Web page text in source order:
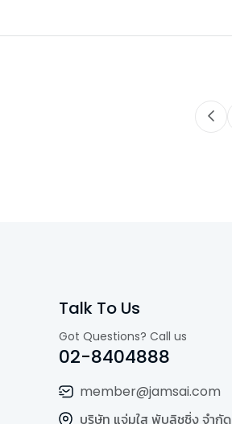
Talk To Us
Got Questions? Call us
02-8404888
member@jamsai.com
บริษัท แจ่มใส พับลิชชิ่ง จำกัด